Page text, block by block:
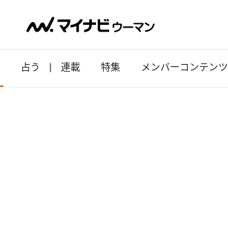
占う 連載 特集 メンバーコンテンツ